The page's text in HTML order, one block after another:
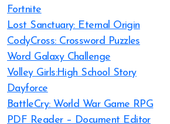
Fortnite
Lost Sanctuary: Eternal Origin
CodyCross: Crossword Puzzles
Word Galaxy Challenge
Volley Girls:High School Story
Dayforce
BattleCry: World War Game RPG
PDF Reader – Document Editor